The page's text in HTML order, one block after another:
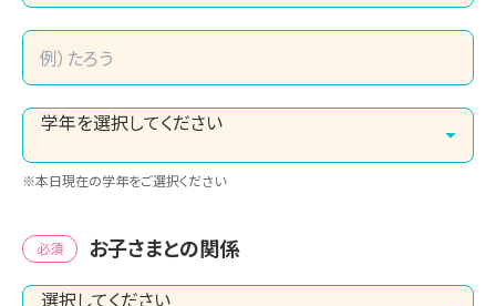
※本日現在の学年をご選択ください
必須 お子さまとの関係